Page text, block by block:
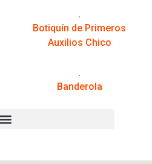
Botiquín de Primeros
Auxilios Chico
Banderola